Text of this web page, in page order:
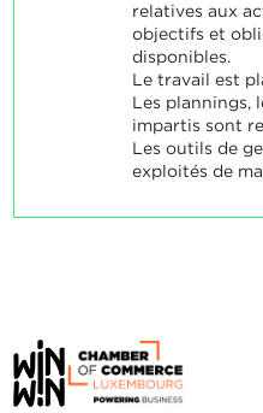
relatives aux
objectifs et
disponibles.
Le travail est
Les plannings,
impartis sont
Les outils de
exploités de